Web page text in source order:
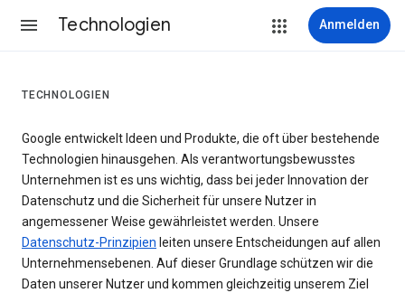
Technologien Anmelden
TECHNOLOGIEN
Google entwickelt Ideen und Produkte, die oft über bestehende
Technologien hinausgehen. Als verantwortungsbewusstes
Unternehmen ist es uns wichtig, dass bei jeder Innovation der
Datenschutz und die Sicherheit für unsere Nutzer in
angemessener Weise gewährleistet werden. Unsere
Datenschutz-Prinzipien leiten unsere Entscheidungen auf allen
Unternehmensebenen. Auf dieser Grundlage schützen wir die
Daten unserer Nutzer und kommen gleichzeitig unserem Ziel